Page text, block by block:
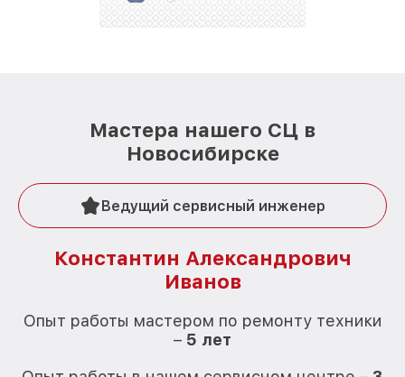
Мастера нашего СЦ в
Новосибирске
Ведущий сервисный инженер
Константин Александрович
Иванов
Опыт работы мастером по ремонту техники
– 5 лет